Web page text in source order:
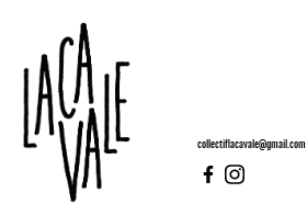
collectiflacavale@gmail.com